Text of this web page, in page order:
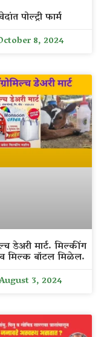
पोल्ट्री फार्म
8, 2024
डेअरी मार्ट. मिल्कींग
मिल्क बॉटल मिळेल.
3, 2024